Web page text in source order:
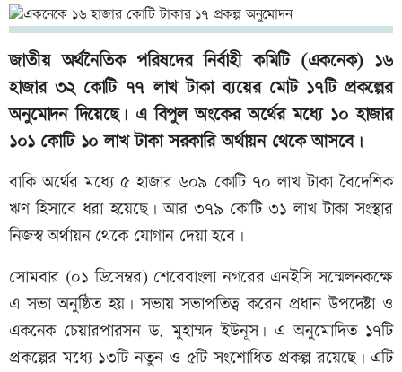
জাতীয় অর্থনৈতিক পরিষদের নির্বাহী কমিটি (একনেক) ১৬
হাজার ৩২ কোটি ৭৭ লাখ টাকা ব্যয়ের মোট ১৭টি প্রকল্পের
অনুমোদন দিয়েছে। এ বিপুল অংকের অর্থের মধ্যে ১০ হাজার
১০১ কোটি ১০ লাখ টাকা সরকারি অর্থায়ন থেকে আসবে।
বাকি অর্থের মধ্যে ৫ হাজার ৬০৯ কোটি ৭০ লাখ টাকা বৈদেশিক
ঋণ হিসাবে ধরা হয়েছে। আর ৩৭৯ কোটি ৩১ লাখ টাকা সংস্থার
নিজস্ব অর্থায়ন থেকে যোগান দেয়া হবে।
সোমবার (০১ ডিসেম্বর) শেরেবাংলা নগরের এনইসি সম্মেলনকক্ষে
এ সভা অনুষ্ঠিত হয়। সভায় সভাপতিত্ব করেন প্রধান উপদেষ্টা ও
একনেক চেয়ারপারসন ড. মুহাম্মদ ইউনূস। এ অনুমোদিত ১৭টি
প্রকল্পের মধ্যে ১৩টি নতুন ও ৫টি সংশোধিত প্রকল্প রয়েছে। এটি